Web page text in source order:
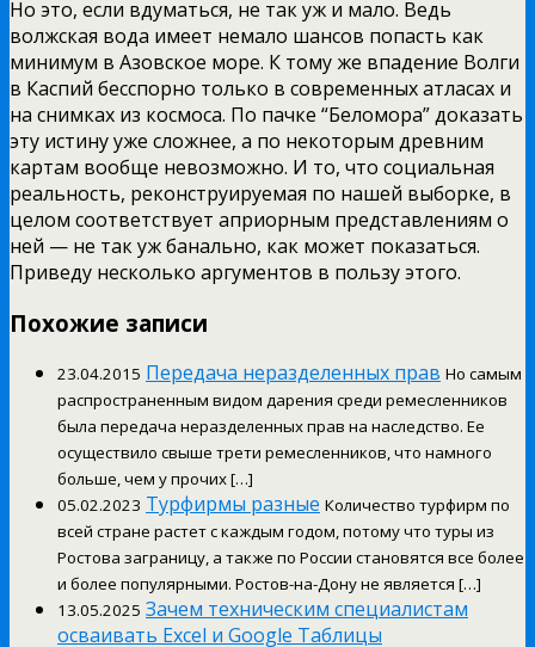
Но это, если вдуматься, не так уж и мало. Ведь
волжская вода имеет немало шансов попасть как
минимум в Азовское море. К тому же впадение Волги
в Каспий бесспорно только в современных атласах и
на снимках из космоса. По пачке “Беломора” доказать
эту истину уже сложнее, а по некоторым древним
картам вообще невозможно. И то, что социальная
реальность, реконструируемая по нашей выборке, в
целом соответствует априорным представлениям о
ней — не так уж банально, как может показаться.
Приведу несколько аргументов в пользу этого.
Похожие записи
23.04.2015 Передача неразделенных прав Но самым
распространенным видом дарения среди ремесленников
была передача неразделенных прав на наследство. Ее
осуществило свыше трети ремесленников, что намного
больше, чем у прочих […]
05.02.2023 Турфирмы разные Количество турфирм по
всей стране растет с каждым годом, потому что туры из
Ростова заграницу, а также по России становятся все более
и более популярными. Ростов-на-Дону не является […]
13.05.2025 Зачем техническим специалистам
осваивать Excel и Google Таблицы